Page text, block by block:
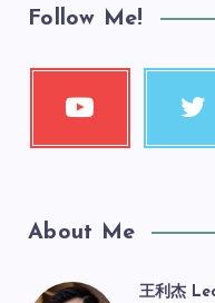
Follow Me!
About Me
王利杰